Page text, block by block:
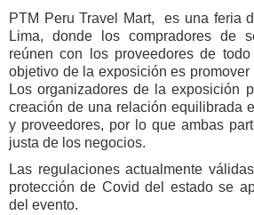
PTM Peru Travel Mart, es una feria
Lima, donde los compradores de
reúnen con los proveedores de
objetivo de la exposición es
Los organizadores de la exposición
creación de una relación equilibrada
y proveedores, por lo que ambas
justa de los negocios.
Las regulaciones actualmente
protección de Covid del estado se
del evento.